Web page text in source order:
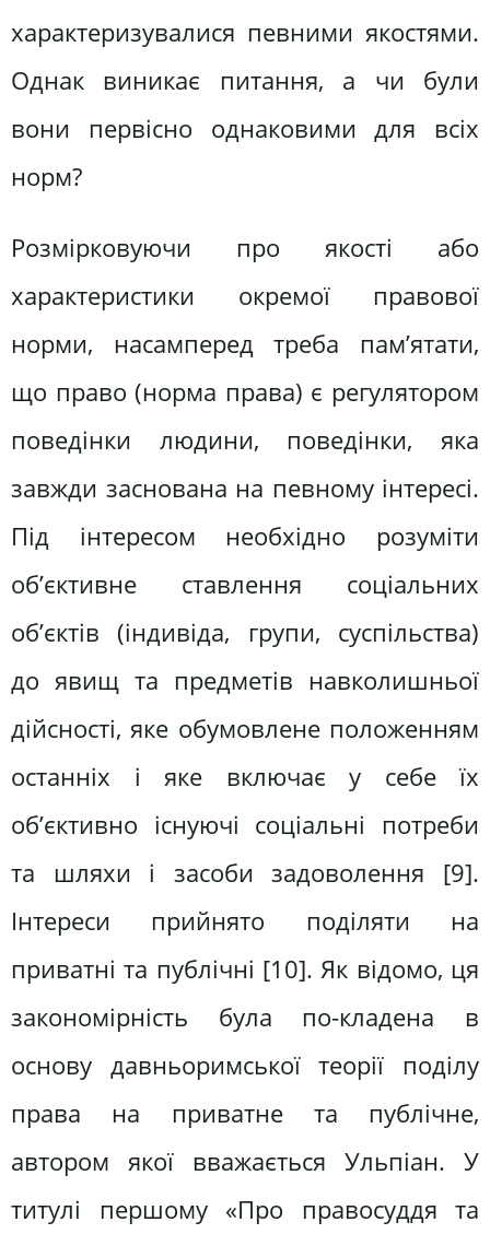
характеризувалися певними якостями.
Однак виникає питання, а чи були
вони первісно однаковими для всіх
норм?
Розмірковуючи про якості або
характеристики окремої правової
норми, насамперед треба пам’ятати,
що право (норма права) є регулятором
поведінки людини, поведінки, яка
завжди заснована на певному інтересі.
Під інтересом необхідно розуміти
об’єктивне ставлення соціальних
об’єктів (індивіда, групи, суспільства)
до явищ та предметів навколишньої
дійсності, яке обумовлене положенням
останніх і яке включає у себе їх
об’єктивно існуючі соціальні потреби
та шляхи і засоби задоволення [9].
Інтереси прийнято поділяти на
приватні та публічні [10]. Як відомо, ця
закономірність була по-кладена в
основу давньоримської теорії поділу
права на приватне та публічне,
автором якої вважається Ульпіан. У
титулі першому «Про правосуддя та